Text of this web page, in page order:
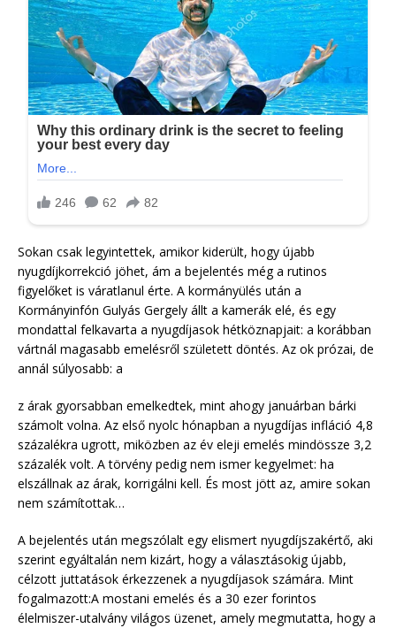
Sokan csak legyintettek, amikor kiderült, hogy újabb
nyugdíjkorrekció jöhet, ám a bejelentés még a rutinos
figyelőket is váratlanul érte. A kormányülés után a
Kormányinfón Gulyás Gergely állt a kamerák elé, és egy
mondattal felkavarta a nyugdíjasok hétköznapjait: a korábban
vártnál magasabb emelésről született döntés. Az ok prózai, de
annál súlyosabb: a
z árak gyorsabban emelkedtek, mint ahogy januárban bárki
számolt volna. Az első nyolc hónapban a nyugdíjas infláció 4,8
százalékra ugrott, miközben az év eleji emelés mindössze 3,2
százalék volt. A törvény pedig nem ismer kegyelmet: ha
elszállnak az árak, korrigálni kell. És most jött az, amire sokan
nem számítottak…
A bejelentés után megszólalt egy elismert nyugdíjszakértő, aki
szerint egyáltalán nem kizárt, hogy a választásokig újabb,
célzott juttatások érkezzenek a nyugdíjasok számára. Mint
fogalmazott:A mostani emelés és a 30 ezer forintos
élelmiszer-utalvány világos üzenet, amely megmutatta, hogy a